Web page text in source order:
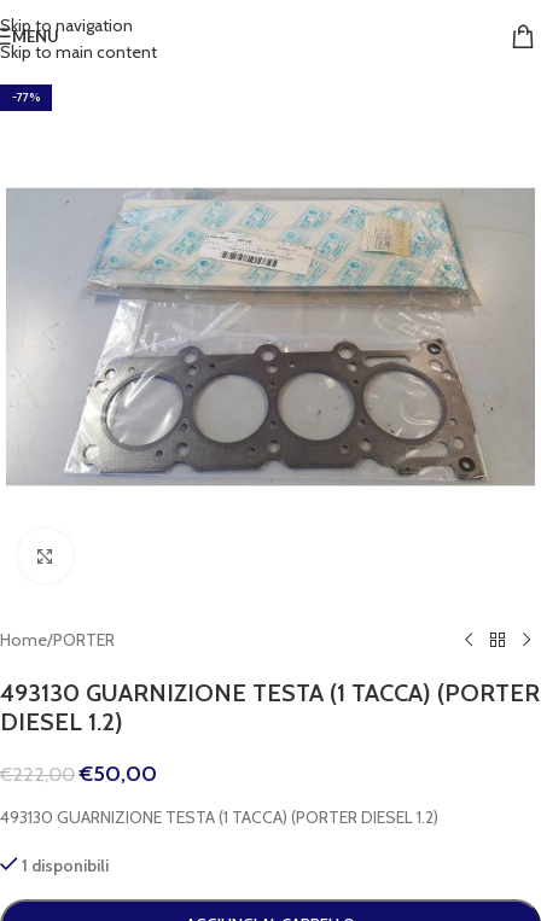
Skip to navigation
Skip to main content
MENU
-77%
Home/PORTER
493130 GUARNIZIONE TESTA (1 TACCA) (PORTER
DIESEL 1.2)
€222,00 €50,00
493130 GUARNIZIONE TESTA (1 TACCA) (PORTER DIESEL 1.2)
1 disponibili